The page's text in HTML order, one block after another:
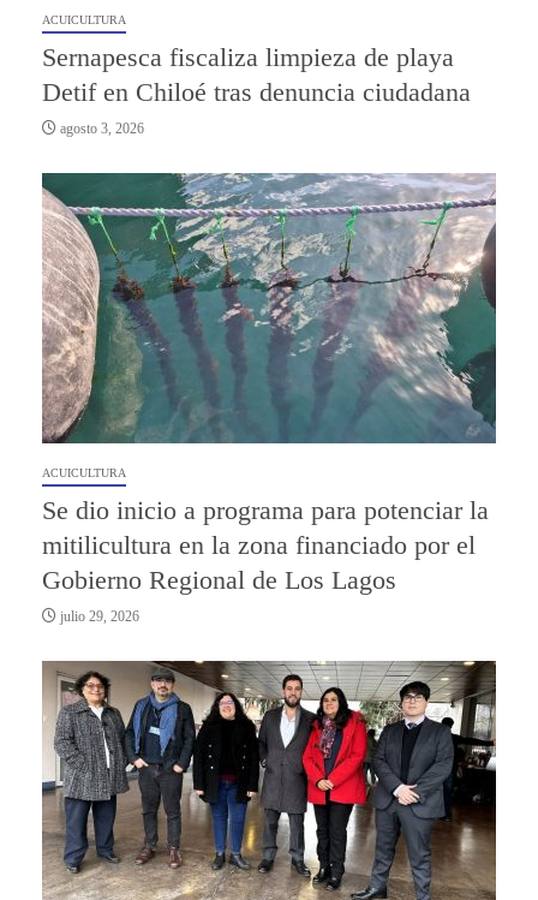
ACUICULTURA
Sernapesca fiscaliza limpieza de playa
Detif en Chiloé tras denuncia ciudadana
agosto 3, 2026
ACUICULTURA
Se dio inicio a programa para potenciar la
mitilicultura en la zona financiado por el
Gobierno Regional de Los Lagos
julio 29, 2026